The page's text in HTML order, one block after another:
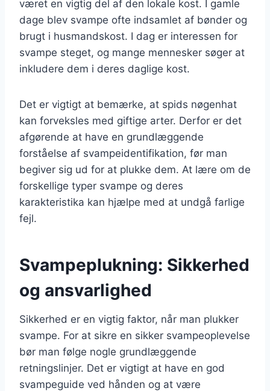
været en vigtig del af den lokale kost. I gamle
dage blev svampe ofte indsamlet af bønder og
brugt i husmandskost. I dag er interessen for
svampe steget, og mange mennesker søger at
inkludere dem i deres daglige kost.
Det er vigtigt at bemærke, at spids nøgenhat
kan forveksles med giftige arter. Derfor er det
afgørende at have en grundlæggende
forståelse af svampeidentifikation, før man
begiver sig ud for at plukke dem. At lære om de
forskellige typer svampe og deres
karakteristika kan hjælpe med at undgå farlige
fejl.
Svampeplukning: Sikkerhed
og ansvarlighed
Sikkerhed er en vigtig faktor, når man plukker
svampe. For at sikre en sikker svampeoplevelse
bør man følge nogle grundlæggende
retningslinjer. Det er vigtigt at have en god
svampeguide ved hånden og at være